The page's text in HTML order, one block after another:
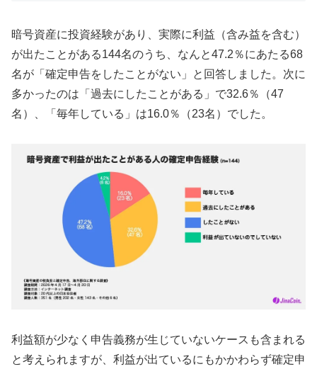
暗号資産に投資経験があり、実際に利益（含み益を含む）
が出たことがある144名のうち、なんと47.2％にあたる68
名が「確定申告をしたことがない」と回答しました。次に
多かったのは「過去にしたことがある」で32.6％（47
名）、「毎年している」は16.0％（23名）でした。
利益額が少なく申告義務が生じていないケースも含まれる
と考えられますが、利益が出ているにもかかわらず確定申